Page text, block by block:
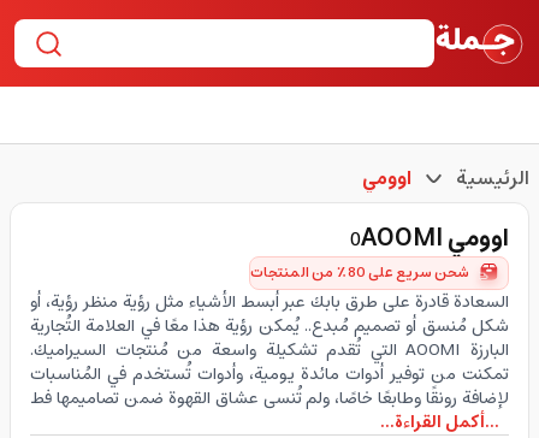
الرئيسية اوومي
اووميAOOMI
0
شحن سريع على 80٪ من المنتجات
السعادة قادرة على طرق بابك عبر أبسط الأشياء مثل رؤية منظر رؤية، أو
شكل مُنسق أو تصميم مُبدع.. يُمكن رؤية هذا معًا في العلامة التُجارية
البارزة AOOMI التي تُقدم تشكيلة واسعة من مُنتجات السيراميك.
تمكنت من توفير أدوات مائدة يومية، وأدوات تُستخدم في المُناسبات
لإضافة رونقًا وطابعًا خاصًا، ولم تُنسى عشاق القهوة ضمن تصاميمها فط
...أكمل القراءة...